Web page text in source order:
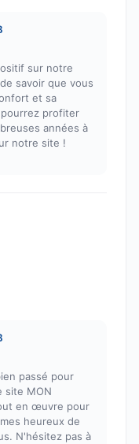
sur notre
savoir que vous
et sa
profiter
années à
notre site !
passé pour
site MON
en œuvre pour
heureux de
N'hésitez pas à